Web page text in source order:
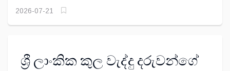
2026-07-21
ශ්‍රී ලාංකික කුල වැද්දු දරුවන්ගේ